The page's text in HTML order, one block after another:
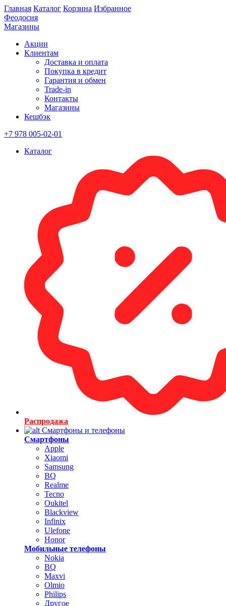
Главная Каталог Корзина Избранное
Феодосия
Магазины
Акции
Клиентам
Доставка и оплата
Покупка в кредит
Гарантия и обмен
Trade-in
Контакты
Магазины
Кешбэк
+7 978 005-02-01
Каталог
Распродажа
Смартфоны и телефоны
Смартфоны
Apple
Xiaomi
Samsung
BQ
Realme
Tecno
Oukitel
Blackview
Infinix
Ulefone
Honor
Мобильные телефоны
Nokia
BQ
Maxvi
Olmio
Philips
Другое